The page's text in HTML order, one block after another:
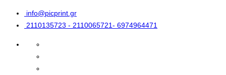
info@picprint.gr
2110135723 - 2110065721- 6974964471